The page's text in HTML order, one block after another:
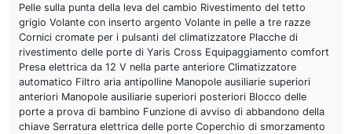
Pelle sulla punta della leva del cambio Rivestimento del tetto
grigio Volante con inserto argento Volante in pelle a tre razze
Cornici cromate per i pulsanti del climatizzatore Placche di
rivestimento delle porte di Yaris Cross Equipaggiamento comfort
Presa elettrica da 12 V nella parte anteriore Climatizzatore
automatico Filtro aria antipolline Manopole ausiliarie superiori
anteriori Manopole ausiliarie superiori posteriori Blocco delle
porte a prova di bambino Funzione di avviso di abbandono della
chiave Serratura elettrica delle porte Coperchio di smorzamento